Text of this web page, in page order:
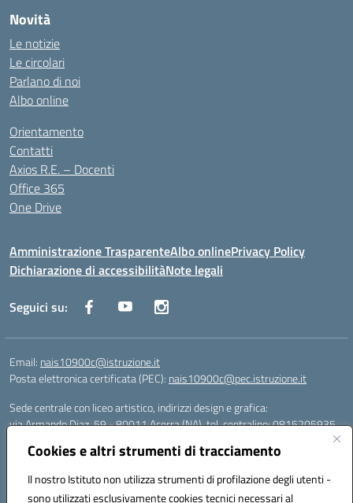
Cookies e altri strumenti di tracciamento
Il nostro Istituto non utilizza strumenti di profilazione degli utenti -
sono utilizzati esclusivamente cookies tecnici necessari al
Novità
Le notizie
Le circolari
Parlano di noi
Albo online
Orientamento
Contatti
Axios R.E. – Docenti
Office 365
One Drive
Amministrazione TrasparenteAlbo onlinePrivacy Policy
Dichiarazione di accessibilitàNote legali
Seguici su:
Email: nais10900c@istruzione.it
Posta elettronica certificata (PEC): nais10900c@pec.istruzione.it
Sede centrale con liceo artistico, indirizzi design e grafica:
via Armando Diaz, 59 - 80011 Acerra (NA), tel. centralino: 0815205935
via T. Campanella, 80011 Acerra (NA), tel/fax: 0818850905
Sede succursale con liceo musicale:
via S. Pellico, 80011 Acerra (NA), tel: 08119660921